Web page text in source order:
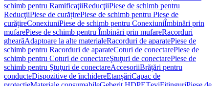
schimb pentru RamificaţiiReducţiiPiese de schimb pentru
ReducţiiPiese de curățirePiese de schimb pentru Piese de
curățireConexiuniPiese de schimb pentru ConexiuniÎmbinări prin
mufarePiese de schimb pentru Îmbinări prin mufareRacorduri
ghearăAdaptoare la alte materialeRacorduri de aparatePiese de
schimb pentru Racorduri de aparateCoturi de conectarePiese de
schimb pentru Coturi de conectareŞtuţuri de conectarePiese de
schimb pentru Ştuţuri de conectareAccesoriiBrățări pentru
conducteDispozitive de închidereEtanșăriCapac de